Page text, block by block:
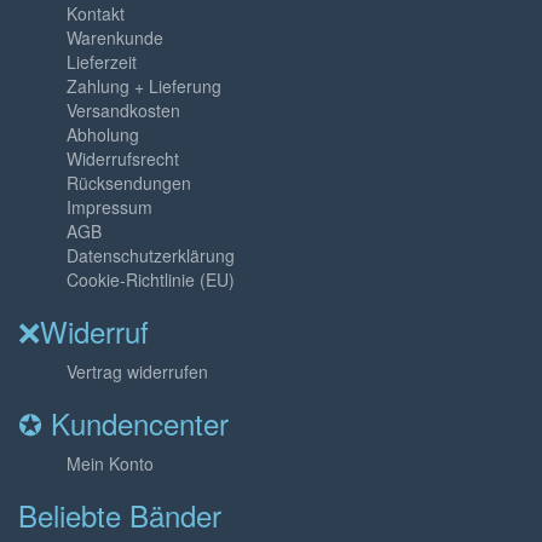
Kontakt
Warenkunde
Lieferzeit
Zahlung + Lieferung
Versandkosten
Abholung
Widerrufsrecht
Rücksendungen
Impressum
AGB
Datenschutzerklärung
Cookie-Richtlinie (EU)
❌Widerruf
Vertrag widerrufen
✪ Kundencenter
Mein Konto
Beliebte Bänder